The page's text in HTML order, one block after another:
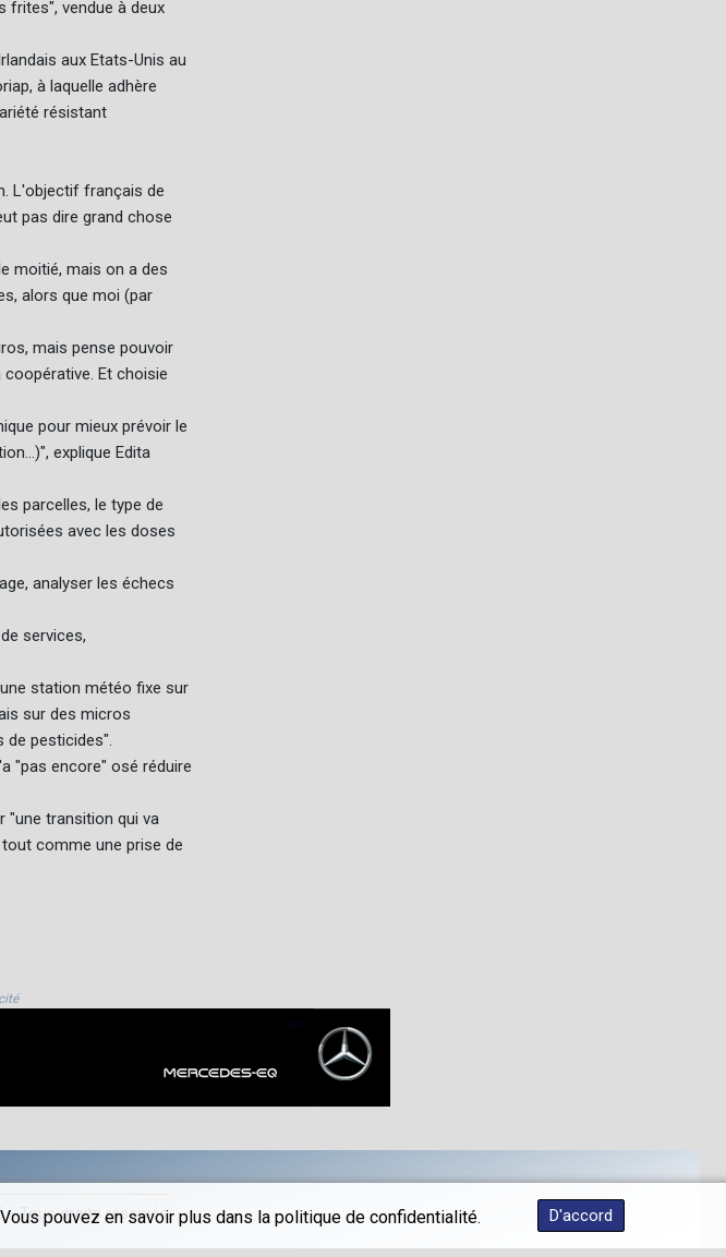
pouvez en savoir plus dans la politique de confidentialité. D'accord
frites", vendue à deux
aux Etats-Unis au
à laquelle adhère
résistant
L'objectif français de
pas dire grand chose
moitié, mais on a des
alors que moi (par
mais pense pouvoir
Et choisie
pour mieux prévoir le
explique Edita
parcelles, le type de
avec les doses
analyser les échecs
services,
station météo fixe sur
sur des micros
de pesticides".
"pas encore" osé réduire
"une transition qui va
comme une prise de
- Tous droits réservés